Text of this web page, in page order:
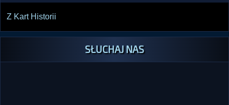
Z Kart Historii
SŁUCHAJ NAS